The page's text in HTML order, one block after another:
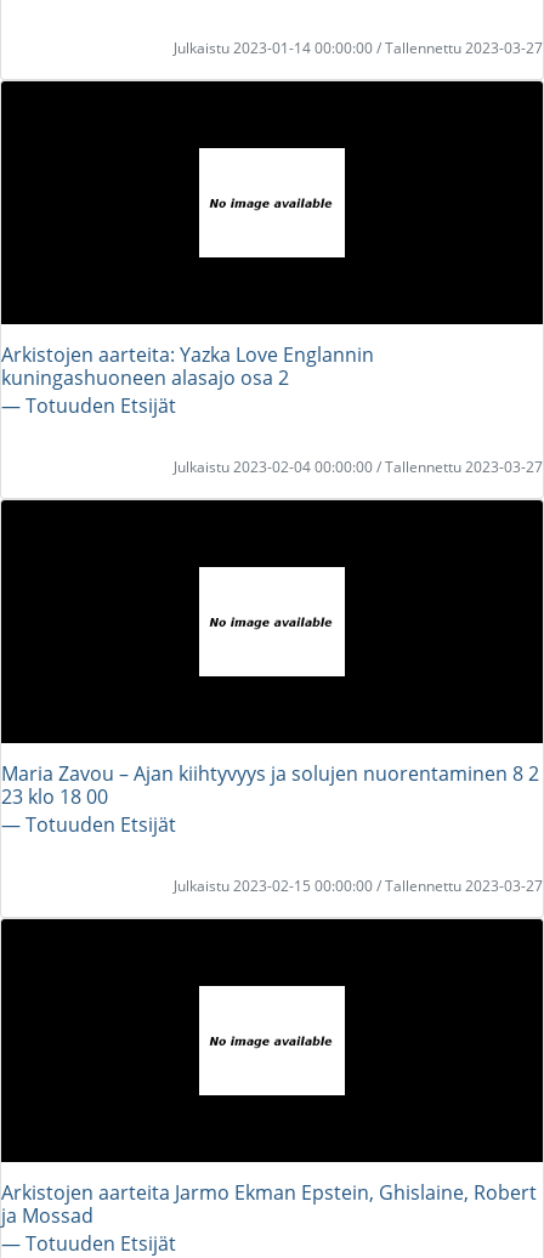
Julkaistu 2023-01-14 00:00:00 / Tallennettu 2023-03-27
Arkistojen aarteita: Yazka Love Englannin
kuningashuoneen alasajo osa 2
― Totuuden Etsijät
Julkaistu 2023-02-04 00:00:00 / Tallennettu 2023-03-27
Maria Zavou – Ajan kiihtyvyys ja solujen nuorentaminen 8 2
23 klo 18 00
― Totuuden Etsijät
Julkaistu 2023-02-15 00:00:00 / Tallennettu 2023-03-27
Arkistojen aarteita Jarmo Ekman Epstein, Ghislaine, Robert
ja Mossad
― Totuuden Etsijät